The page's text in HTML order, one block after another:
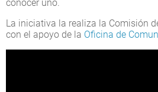
conocer uno.
La iniciativa la realiza la Comisión
con el apoyo de la Oficina de